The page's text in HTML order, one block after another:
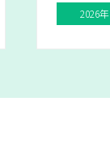
2026年